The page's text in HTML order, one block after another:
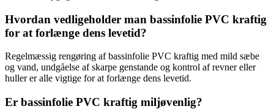
Hvordan vedligeholder man bassinfolie PVC kraftig
for at forlænge dens levetid?
Regelmæssig rengøring af bassinfolie PVC kraftig med mild sæbe
og vand, undgåelse af skarpe genstande og kontrol af revner eller
huller er alle vigtige for at forlænge dens levetid.
Er bassinfolie PVC kraftig miljøvenlig?